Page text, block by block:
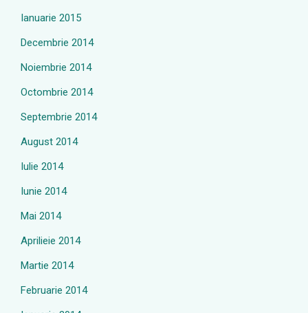
Ianuarie 2015
Decembrie 2014
Noiembrie 2014
Octombrie 2014
Septembrie 2014
August 2014
Iulie 2014
Iunie 2014
Mai 2014
Aprilieie 2014
Martie 2014
Februarie 2014